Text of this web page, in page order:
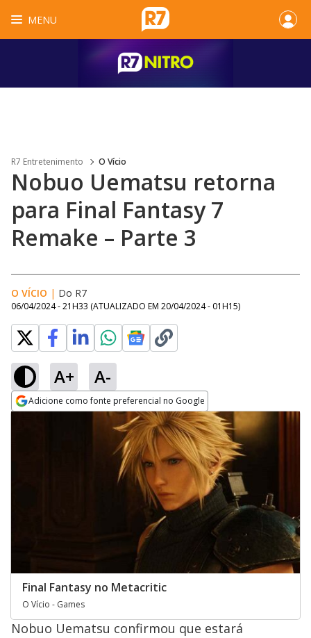
MENU
R7 Entretenimento O Vício
Nobuo Uematsu retorna
para Final Fantasy 7
Remake – Parte 3
O VÍCIO | Do R7
06/04/2024 - 21H33 (ATUALIZADO EM 20/04/2024 - 01H15)
A+ A-
Adicione como fonte preferencial no Google
Opens in new window
Final Fantasy no Metacritic
O Vício - Games
Nobuo Uematsu confirmou que estará